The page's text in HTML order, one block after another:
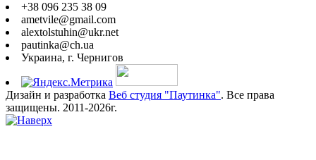
+38 096 235 38 09
ametvile@gmail.com
alextolstuhin@ukr.net
pautinka@ch.ua
Украина, г. Чернигов
Дизайн и разработка Веб студия "Паутинка". Все права
защищены. 2011-2026г.